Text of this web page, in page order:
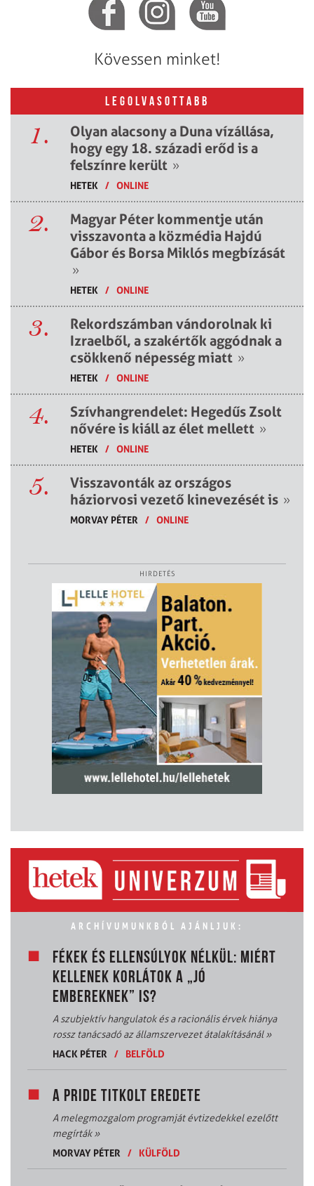
Kövessen minket!
LEGOLVASOTTABB
1.
Olyan alacsony a Duna vízállása,
hogy egy 18. századi erőd is a
felszínre került »
HETEK / ONLINE
2.
Magyar Péter kommentje után
visszavonta a közmédia Hajdú
Gábor és Borsa Miklós megbízását
»
HETEK / ONLINE
3.
Rekordszámban vándorolnak ki
Izraelből, a szakértők aggódnak a
csökkenő népesség miatt »
HETEK / ONLINE
4.
Szívhangrendelet: Hegedűs Zsolt
nővére is kiáll az élet mellett »
HETEK / ONLINE
5.
Visszavonták az országos
háziorvosi vezető kinevezését is »
MORVAY PÉTER / ONLINE
HIRDETÉS
ARCHÍVUMUNKBÓL AJÁNLJUK:
FÉKEK ÉS ELLENSÚLYOK NÉLKÜL: MIÉRT
KELLENEK KORLÁTOK A „JÓ
EMBEREKNEK” IS?
A szubjektív hangulatok és a racionális érvek hiánya
rossz tanácsadó az államszervezet átalakításánál»
HACK PÉTER / BELFÖLD
A PRIDE TITKOLT EREDETE
A melegmozgalom programját évtizedekkel ezelőtt
megírták»
MORVAY PÉTER / KÜLFÖLD